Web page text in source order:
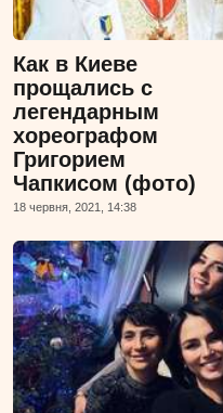
Как в Киеве
прощались с
легендарным
хореографом
Григорием
Чапкисом (фото)
18 червня, 2021, 14:38